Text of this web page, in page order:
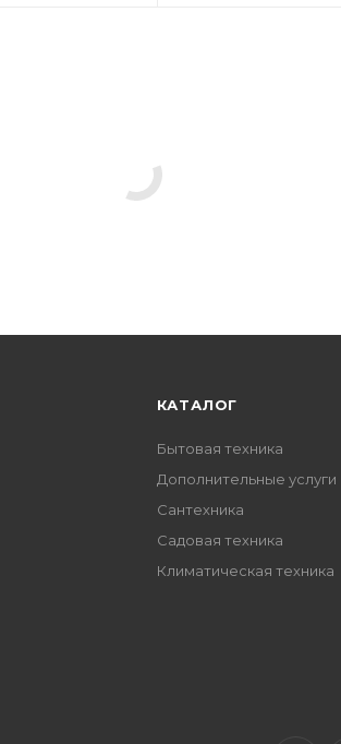
КАТАЛОГ
Бытовая техника
Дополнительные услуги
Сантехника
Садовая техника
Климатическая техника